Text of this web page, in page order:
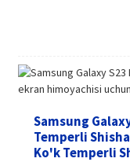
Samsung
Temperli
Ko'k Temperli